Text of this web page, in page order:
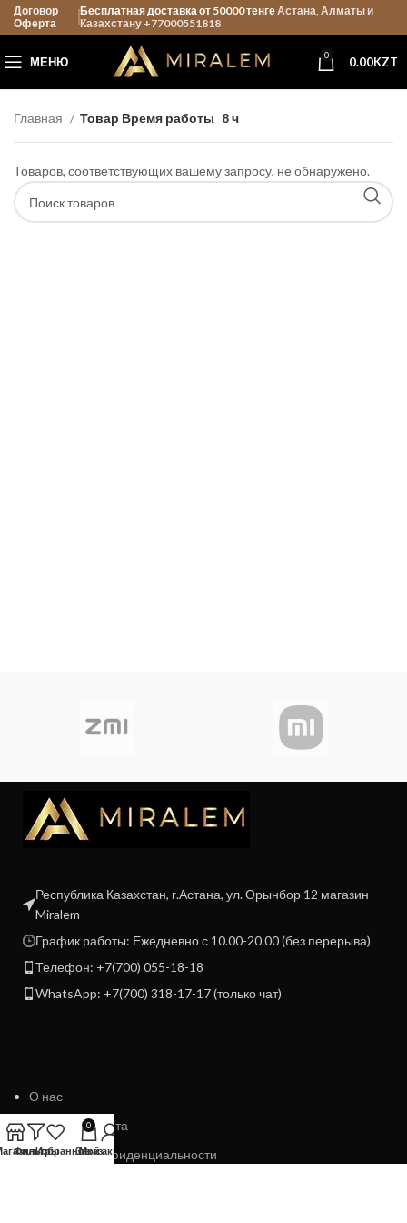
Договор
Оферта
Бесплатная доставка от 50000 тенгеАстана, Алматы и
Казахстану +77000551818
МЕНЮ 0 0.00KZT
Главная Товар Время работы 8 ч
Товаров, соответствующих вашему запросу, не обнаружено.
Республика Казахстан, г.Астана, ул. Орынбор 12 магазин
Miralem
График работы: Ежедневно с 10.00-20.00 (без перерыва)
Телефон: +7(700) 055-18-18
WhatsApp: +7(700) 318-17-17 (только чат)
О нас
Договор Оферта
Политика конфиденциальности
ФильтрыИзбранное
0
Заказ
Мой аккаунт